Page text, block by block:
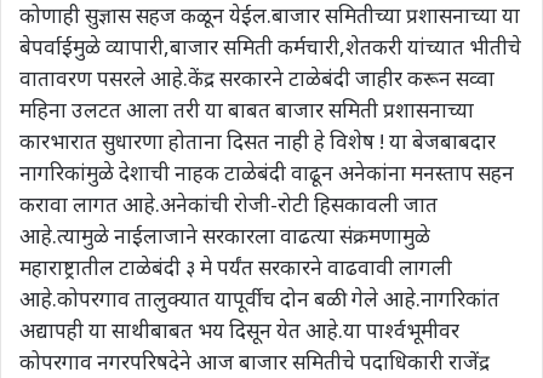
कोणाही सुज्ञास सहज कळून येईल.बाजार समितीच्या प्रशासनाच्या या
बेपर्वाईमुळे व्यापारी,बाजार समिती कर्मचारी,शेतकरी यांच्यात भीतीचे
वातावरण पसरले आहे.केंद्र सरकारने टाळेबंदी जाहीर करून सव्वा
महिना उलटत आला तरी या बाबत बाजार समिती प्रशासनाच्या
कारभारात सुधारणा होताना दिसत नाही हे विशेष ! या बेजबाबदार
नागरिकांमुळे देशाची नाहक टाळेबंदी वाढून अनेकांना मनस्ताप सहन
करावा लागत आहे.अनेकांची रोजी-रोटी हिसकावली जात
आहे.त्यामुळे नाईलाजाने सरकारला वाढत्या संक्रमणामुळे
महाराष्ट्रातील टाळेबंदी ३ मे पर्यंत सरकारने वाढवावी लागली
आहे.कोपरगाव तालुक्यात यापूर्वीच दोन बळी गेले आहे.नागरिकांत
अद्यापही या साथीबाबत भय दिसून येत आहे.या पार्श्वभूमीवर
कोपरगाव नगरपरिषदेने आज बाजार समितीचे पदाधिकारी राजेंद्र